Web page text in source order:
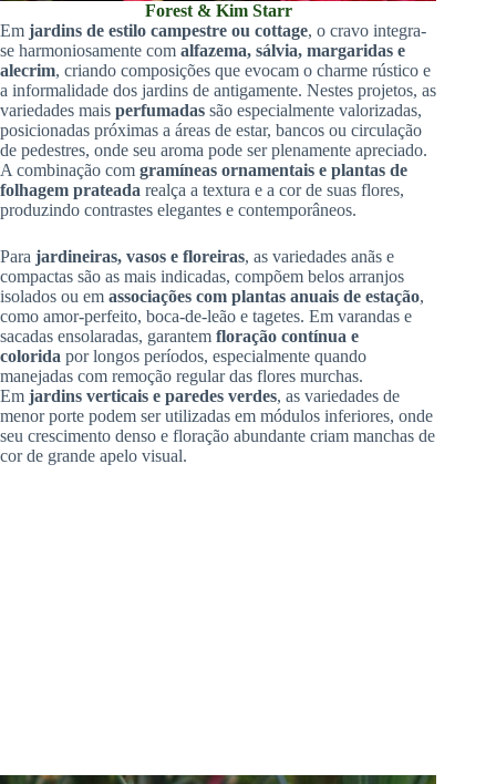
Forest & Kim Starr
Em jardins de estilo campestre ou cottage, o cravo integra-
se harmoniosamente com alfazema, sálvia, margaridas e
alecrim, criando composições que evocam o charme rústico e
a informalidade dos jardins de antigamente. Nestes projetos, as
variedades mais perfumadas são especialmente valorizadas,
posicionadas próximas a áreas de estar, bancos ou circulação
de pedestres, onde seu aroma pode ser plenamente apreciado.
A combinação com gramíneas ornamentais e plantas de
folhagem prateada realça a textura e a cor de suas flores,
produzindo contrastes elegantes e contemporâneos.
Para jardineiras, vasos e floreiras, as variedades anãs e
compactas são as mais indicadas, compõem belos arranjos
isolados ou em associações com plantas anuais de estação,
como amor-perfeito, boca-de-leão e tagetes. Em varandas e
sacadas ensolaradas, garantem floração contínua e
colorida por longos períodos, especialmente quando
manejadas com remoção regular das flores murchas.
Em jardins verticais e paredes verdes, as variedades de
menor porte podem ser utilizadas em módulos inferiores, onde
seu crescimento denso e floração abundante criam manchas de
cor de grande apelo visual.